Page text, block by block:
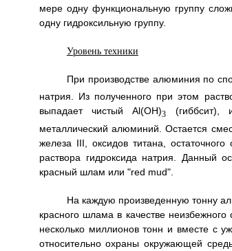
мере одну функциональную группу
одну гидроксильную группу.
Уровень техники
При производстве алюминия по
натрия. Из полученного при этом
выпадает чистый Al(OH)3
(гиббсит),
металлический алюминий. Остается
железа III, оксидов титана,
раствора гидроксида натрия. Данный
красный шлам или "red mud".
На каждую произведенную тонну
красного шлама в качестве
несколько миллионов тонн и вместе с
относительно охраны окружающей